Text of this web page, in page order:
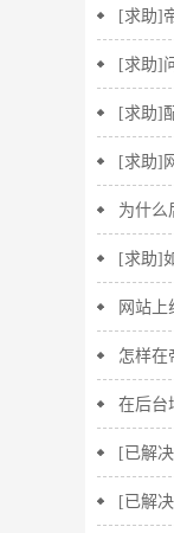
[求助]
[求助]
[求助]
[求助]
为什么
[求助]
网站上
怎样在
在后台
[已解
[已解